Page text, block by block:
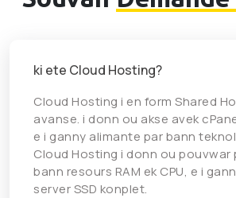
ki ete Cloud Hosting?
Cloud Hosting i en form Shared
avanse. i donn ou akse avek
e i ganny alimante par bann
Cloud Hosting i donn ou pouvwar
bann resours RAM ek CPU, e i
server SSD konplet.